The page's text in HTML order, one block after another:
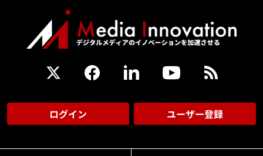
ログイン ユーザー登録